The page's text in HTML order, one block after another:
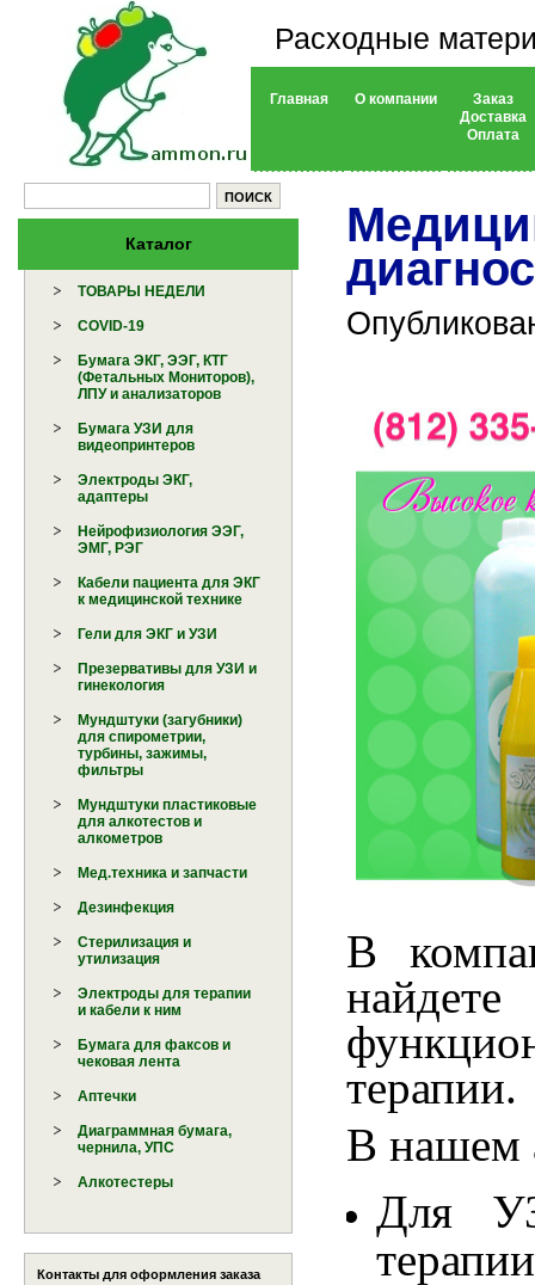
Расходные
Главная О компании
Заказ
Доставка
Оплата
Каталог
ТОВАРЫ НЕДЕЛИ
COVID-19
Бумага ЭКГ, ЭЭГ, КТГ
(Фетальных Мониторов),
ЛПУ и анализаторов
Бумага УЗИ для
видеопринтеров
Электроды ЭКГ,
адаптеры
Нейрофизиология ЭЭГ,
ЭМГ, РЭГ
Кабели пациента для ЭКГ
к медицинской технике
Гели для ЭКГ и УЗИ
Презервативы для УЗИ и
гинекология
Мундштуки (загубники)
для спирометрии,
турбины, зажимы,
фильтры
Мундштуки пластиковые
для алкотестов и
алкометров
Мед.техника и запчасти
Дезинфекция
Стерилизация и
утилизация
Электроды для терапии
и кабели к ним
Бумага для факсов и
чековая лента
Аптечки
Диаграммная бумага,
чернила, УПС
Алкотестеры
Контакты для оформления заказа
В
терапии.
В нашем
Для